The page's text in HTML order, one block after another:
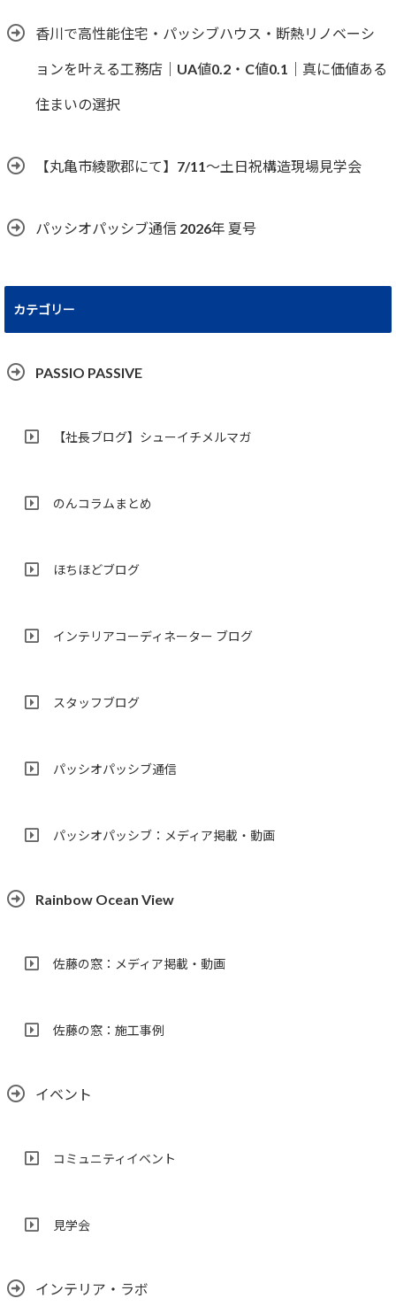
香川で高性能住宅・パッシブハウス・断熱リノベーシ
ョンを叶える工務店｜UA値0.2・C値0.1｜真に価値ある
住まいの選択
【丸亀市綾歌郡にて】7/11～土日祝構造現場見学会
パッシオパッシブ通信 2026年 夏号
カテゴリー
PASSIO PASSIVE
【社長ブログ】シューイチメルマガ
のんコラムまとめ
ほちほどブログ
インテリアコーディネーター ブログ
スタッフブログ
パッシオパッシブ通信
パッシオパッシブ：メディア掲載・動画
Rainbow Ocean View
佐藤の窓：メディア掲載・動画
佐藤の窓：施工事例
イベント
コミュニティイベント
見学会
インテリア・ラボ